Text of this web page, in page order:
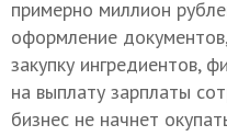
примерно миллион
оформление
закупку ингредиентов,
на выплату зарплаты
бизнес не начнет